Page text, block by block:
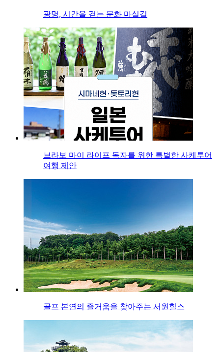
광명, 시간을 걷는 문화 마실길
브라보 마이 라이프 독자를 위한 특별한 사케투어
여행 제안
골프 본연의 즐거움을 찾아주는 서원힐스